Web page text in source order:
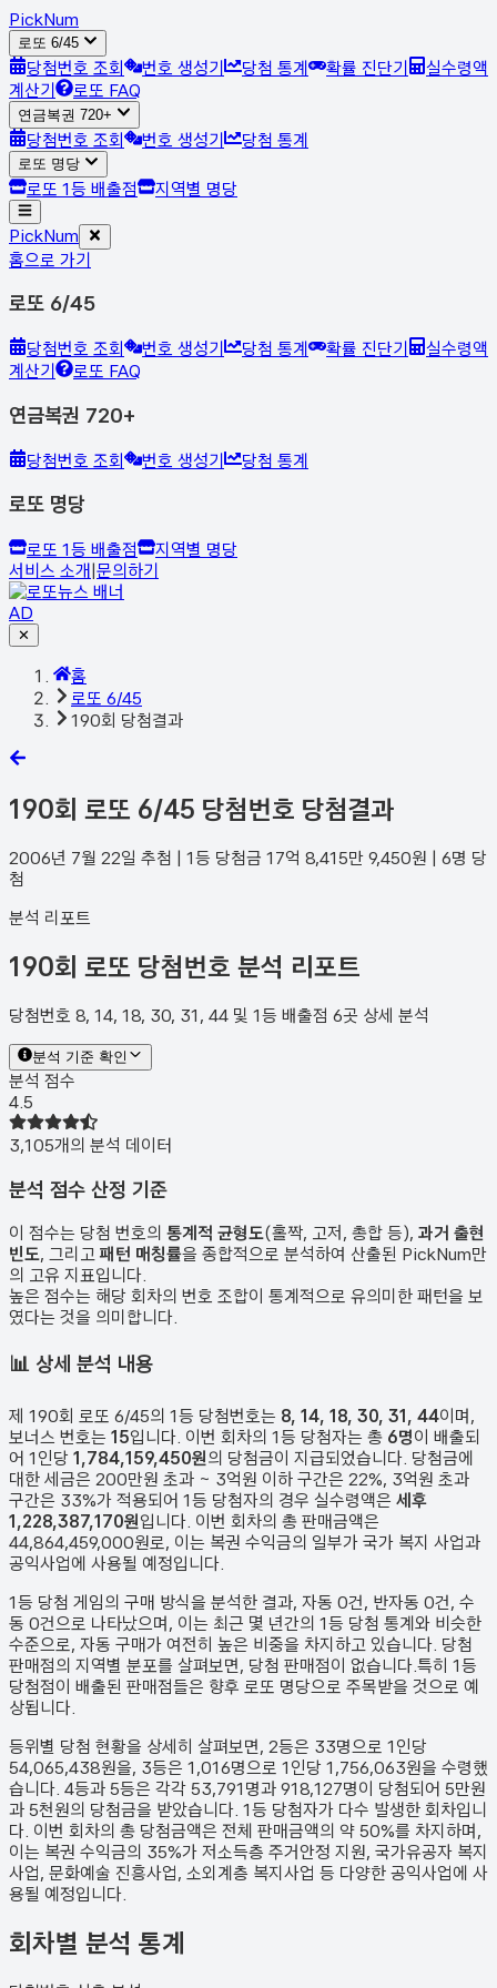
PickNum
로또 6/45
당첨번호 조회 번호 생성기 당첨 통계 확률 진단기
실수령액
계산기
로또 FAQ
연금복권 720+
당첨번호 조회 번호 생성기 당첨 통계
로또 명당
로또 1등 배출점 지역별 명당
PickNum
홈으로 가기
로또 6/45
당첨번호 조회 번호 생성기 당첨 통계 확률 진단기
실수령액
계산기
로또 FAQ
연금복권 720+
당첨번호 조회 번호 생성기 당첨 통계
로또 명당
로또 1등 배출점
지역별 명당
서비스 소개|문의하기
AD
✕
홈
로또 6/45
190회 당첨결과
190회 로또 6/45 당첨번호 당첨결과
2006년 7월 22일 추첨 | 1등 당첨금 17억 8,415만 9,450원 | 6명 당
첨
분석 리포트
190회 로또 당첨번호 분석 리포트
당첨번호 8, 14, 18, 30, 31, 44 및 1등 배출점 6곳 상세 분석
분석 기준 확인
분석 점수
4.5
3,105개의 분석 데이터
분석 점수 산정 기준
이 점수는 당첨 번호의 통계적 균형도(홀짝, 고저, 총합 등), 과거 출현
빈도, 그리고 패턴 매칭률을 종합적으로 분석하여 산출된 PickNum만
의 고유 지표입니다.
높은 점수는 해당 회차의 번호 조합이 통계적으로 유의미한 패턴을 보
였다는 것을 의미합니다.
📊 상세 분석 내용
제 190회 로또 6/45의 1등 당첨번호는 8, 14, 18, 30, 31, 44이며,
보너스 번호는 15입니다. 이번 회차의 1등 당첨자는 총 6명이 배출되
어 1인당 1,784,159,450원의 당첨금이 지급되었습니다. 당첨금에
대한 세금은 200만원 초과 ~ 3억원 이하 구간은 22%, 3억원 초과
구간은 33%가 적용되어 1등 당첨자의 경우 실수령액은 세후
1,228,387,170원입니다. 이번 회차의 총 판매금액은
44,864,459,000원로, 이는 복권 수익금의 일부가 국가 복지 사업과
공익사업에 사용될 예정입니다.
1등 당첨 게임의 구매 방식을 분석한 결과, 자동 0건, 반자동 0건, 수
동 0건 으로 나타났으며, 이는 최근 몇 년간의 1등 당첨 통계와 비슷한
수준으로, 자동 구매가 여전히 높은 비중을 차지하고 있습니다. 당첨
판매점의 지역별 분포를 살펴보면, 당첨 판매점이 없습니다. 특히 1등
당첨점이 배출된 판매점들은 향후 로또 명당으로 주목받을 것으로 예
상됩니다.
등위별 당첨 현황을 상세히 살펴보면, 2등은 33명으로 1인당
54,065,438원을, 3등은 1,016명으로 1인당 1,756,063원을 수령했
습니다. 4등과 5등은 각각 53,791 명과 918,127명이 당첨되어 5만원
과 5천원의 당첨금을 받았습니다. 1등 당첨자가 다수 발생한 회차입니
다. 이번 회차의 총 당첨금액은 전체 판매금액의 약 50%를 차지하며,
이는 복권 수익금의 35%가 저소득층 주거안정 지원, 국가유공자 복지
사업, 문화예술 진흥사업, 소외계층 복지사업 등 다양한 공익사업에 사
용될 예정입니다.
회차별 분석 통계